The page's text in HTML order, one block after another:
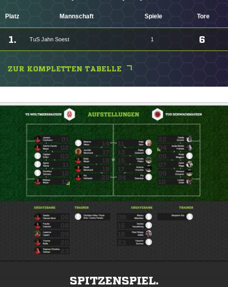
Platz Mannschaft Spiele Tore
1. TuS Jahn Soest 1 6
ZUR KOMPLETTEN TABELLE
SPITZENSPIEL.